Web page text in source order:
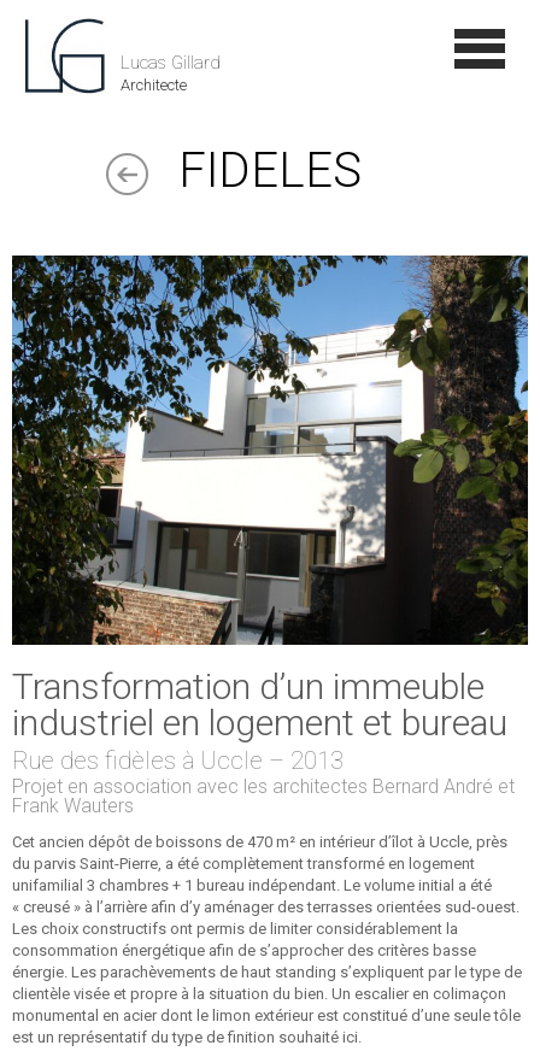
Lucas Gillard
Architecte
FIDELES
Transformation d’un immeuble
industriel en logement et bureau
Rue des fidèles à Uccle – 2013
Projet en association avec les architectes Bernard André et
Frank Wauters
Cet ancien dépôt de boissons de 470 m² en intérieur d’îlot à Uccle, près
du parvis Saint-Pierre, a été complètement transformé en logement
unifamilial 3 chambres + 1 bureau indépendant. Le volume initial a été
« creusé » à l’arrière afin d’y aménager des terrasses orientées sud-ouest.
Les choix constructifs ont permis de limiter considérablement la
consommation énergétique afin de s’approcher des critères basse
énergie. Les parachèvements de haut standing s’expliquent par le type de
clientèle visée et propre à la situation du bien. Un escalier en colimaçon
monumental en acier dont le limon extérieur est constitué d’une seule tôle
est un représentatif du type de finition souhaité ici.